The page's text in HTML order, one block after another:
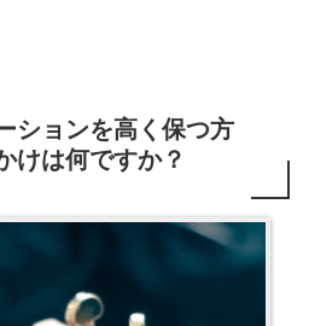
ションを高く保つ方
けは何ですか？